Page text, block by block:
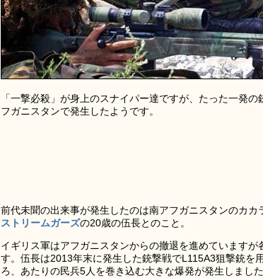
「一撃必殺」が身上のスナイパー達ですが、たった一発
フガニスタンで発生したようです。
前代未聞の出来事が発生したのは南アフガニスタンのカカ
ストリームガーズの20歳の伍長とのこと。
イギリス軍はアフガニスタンからの撤退を進めています
す。伍長は2013年末に発生した銃撃戦でL115A3狙撃銃を
ろ、あたりの民兵5人を巻き込む大きな爆発が発生しました